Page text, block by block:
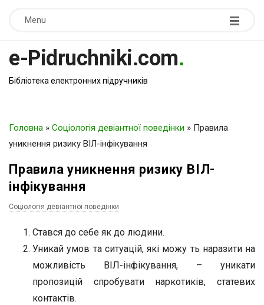
Menu
e-Pidruchniki.com.
Бібліотека електронних підручників
Головна » Соціологія девіантної поведінки » Правила
уникнення ризику ВІЛ-інфікування
Правила уникнення ризику ВІЛ-
інфікування
Соціологія девіантної поведінки
Стався до себе як до людини.
Уникай умов та ситуацій, які можу ть наразити на
можливість ВІЛ-інфікування, – уникати
пропозицій спробувати наркотиків, статевих
контактів.